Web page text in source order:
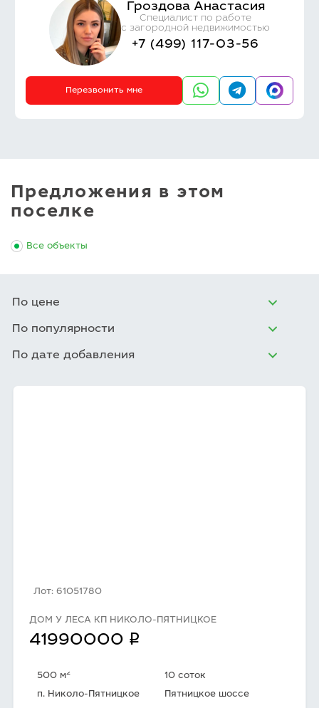
Гроздова Анастасия
Специалист по работе
с загородной недвижимостью
+7 (499) 117-03-56
Перезвонить мне
Предложения в этом
поселке
Все объекты
По цене
По популярности
По дате добавления
Лот: 61051780
ДОМ У ЛЕСА КП НИКОЛО-ПЯТНИЦКОЕ
41990000 q
500 м2
10 соток
п. Николо-Пятницкое
Пятницкое шоссе